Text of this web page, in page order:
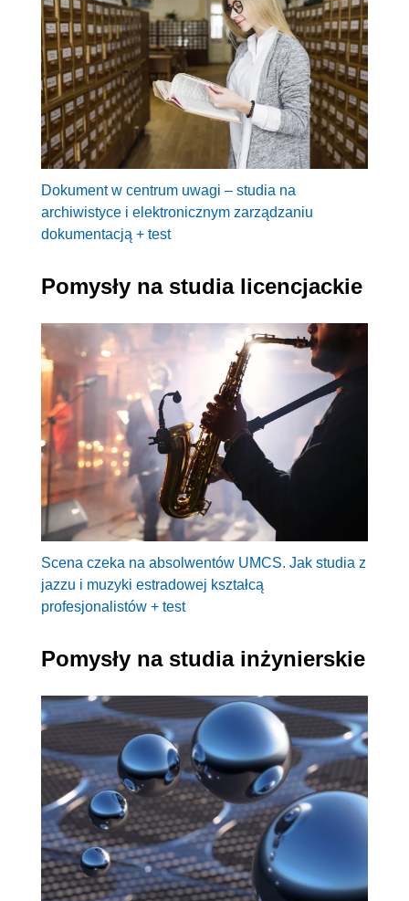
Dokument w centrum uwagi – studia na
archiwistyce i elektronicznym zarządzaniu
dokumentacją + test
Pomysły na studia licencjackie
Scena czeka na absolwentów UMCS. Jak studia z
jazzu i muzyki estradowej kształcą
profesjonalistów + test
Pomysły na studia inżynierskie